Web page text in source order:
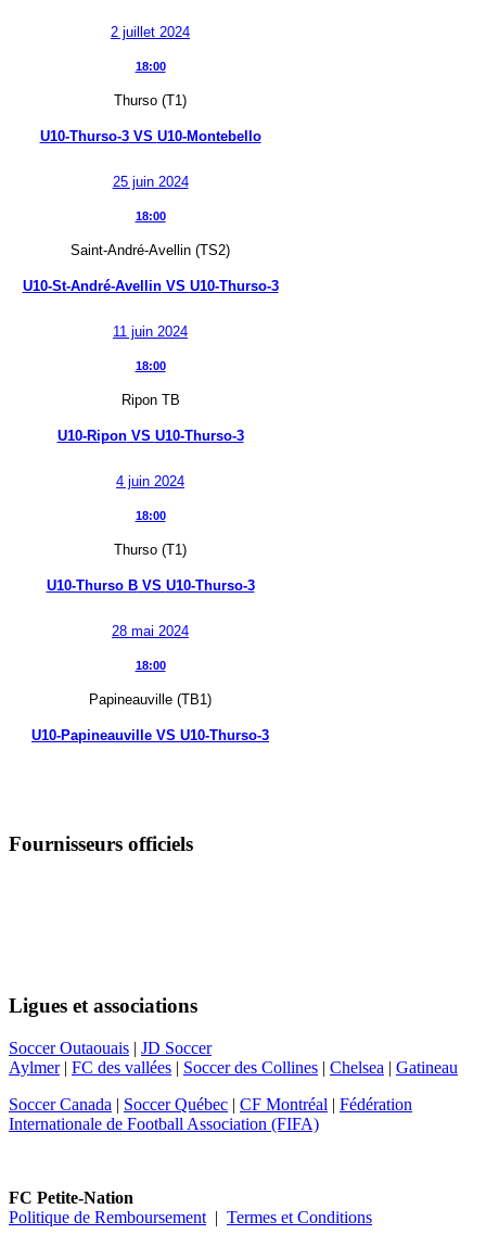
2 juillet 2024
18:00
Thurso (T1)
U10-Thurso-3VS U10-Montebello
25 juin 2024
18:00
Saint-André-Avellin (TS2)
U10-St-André-AvellinVS U10-Thurso-3
11 juin 2024
18:00
Ripon TB
U10-RiponVS U10-Thurso-3
4 juin 2024
18:00
Thurso (T1)
U10-Thurso BVS U10-Thurso-3
28 mai 2024
18:00
Papineauville (TB1)
U10-Papineauville VS U10-Thurso-3
Fournisseurs officiels
Ligues et associations
Soccer Outaouais | JD Soccer
Aylmer| FC des vallées | Soccer des Collines | Chelsea | Gatineau
Soccer Canada | Soccer Québec | CF Montréal | Fédération
Internationale de Football Association (FIFA)
FC Petite-Nation
Politique de Remboursement | Termes et Conditions